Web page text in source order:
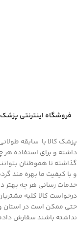
فروشگاه اینترنتی پزشک
پزشک کالا با سابقه
داشته و برای استفاده هر
گذاشته تا هموطنان
خدمات رسانی هر چه بهتر
درخواست کالا کلیه
حتی ممکن است در استان و
نداشته باشند سفارش داده